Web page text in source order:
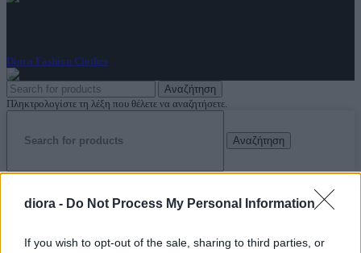
diora - Do Not Process My Personal Information
If you wish to opt-out of the sale, sharing to third parties, or
Diora Fashion Clothes
Αναζήτηση
Πληκτρολογίστε τη λέξη που θέλετε να αναζητήσετε.
Αναζήτηση
Νέες ΠαραλαβέςHOT